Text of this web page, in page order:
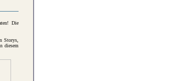
Die
Storys,
diesem